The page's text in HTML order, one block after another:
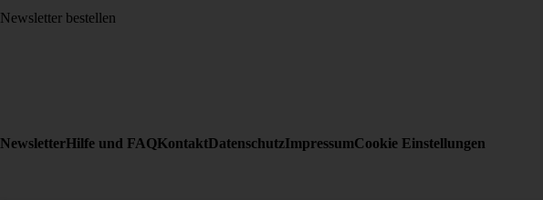
Newsletter bestellen
NewsletterHilfe und FAQKontaktDatenschutzImpressumCookie Einstellungen